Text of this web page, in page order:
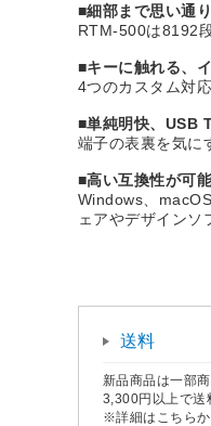
■細部まで思い通
RTM-500は8192
■キーに触れる、
4つのカスタム対
■単純明快、USB
端子の表裏を気に
■高い互換性が可
Windows、
ェアやデザインソ
送料
新品商品は一部
3,300円以上で送
※詳細はこちら